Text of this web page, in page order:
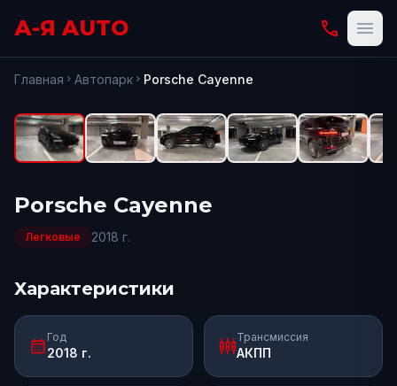
А-Я AUTO phone menu
Главная chevron_right Автопарк chevron_right Porsche Cayenne
Porsche Cayenne
Легковые 2018 г.
Характеристики
calendar_month Год
2018 г. settings_input_componentТрансмиссия
АКПП